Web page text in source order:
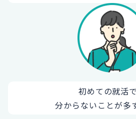
初めての就活で
分からないことが